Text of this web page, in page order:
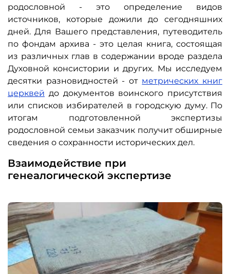
родословной - это определение видов
источников, которые дожили до сегодняшних
дней. Для Вашего представления, путеводитель
по фондам архива - это целая книга, состоящая
из различных глав в содержании вроде раздела
Духовной консистории и других. Мы исследуем
десятки разновидностей - от метрических книг
церквей до документов воинского присутствия
или списков избирателей в городскую думу. По
итогам подготовленной экспертизы
родословной семьи заказчик получит обширные
сведения о сохранности исторических дел.
Взаимодействие при
генеалогической экспертизе